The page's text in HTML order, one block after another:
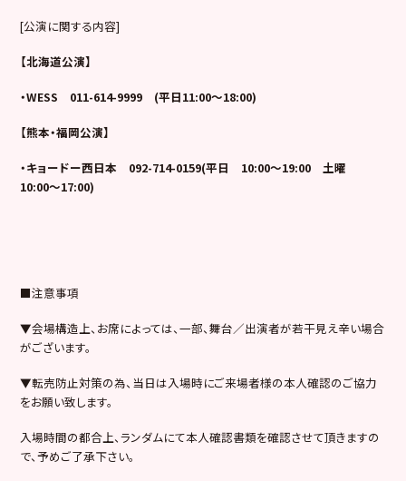
[公演に関する内容]
【北海道公演】
・WESS 011-614-9999 (平日11:00～18:00)
【熊本・福岡公演】
・キョードー西日本 092-714-0159(平日 10:00～19:00 土曜
10:00～17:00)
■注意事項
▼会場構造上、お席によっては、一部、舞台／出演者が若干見え辛い場合
がございます。
▼転売防止対策の為、当日は入場時にご来場者様の本人確認のご協力
をお願い致します。
入場時間の都合上、ランダムにて本人確認書類を確認させて頂きますの
で、予めご了承下さい。